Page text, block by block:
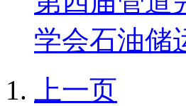
学会石油储
上一页